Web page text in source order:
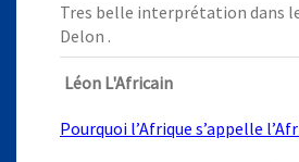
Tres belle interprétation dans
Delon .
Léon L'Africain
Pourquoi l’Afrique s’appelle